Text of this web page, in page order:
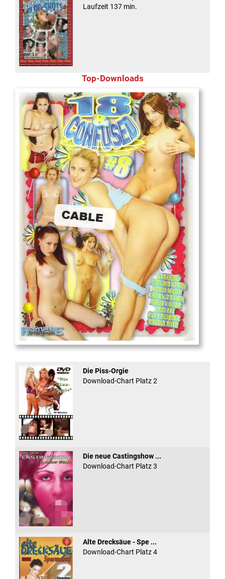
Laufzeit 137 min.
Top-Downloads
And Confused #8 - ...
Die Piss-Orgie
Download-Chart Platz 2
Die neue Castingshow ...
Download-Chart Platz 3
Alte Drecksäue - Spe ...
Download-Chart Platz 4